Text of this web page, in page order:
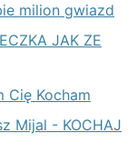
milion gwiazd
JAK ZE
Cię Kocham
Mijal - KOCHAJ